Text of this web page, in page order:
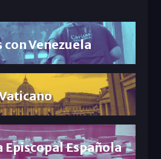
con Venezuela
Episcopal Española